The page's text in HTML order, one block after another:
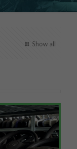
Show all